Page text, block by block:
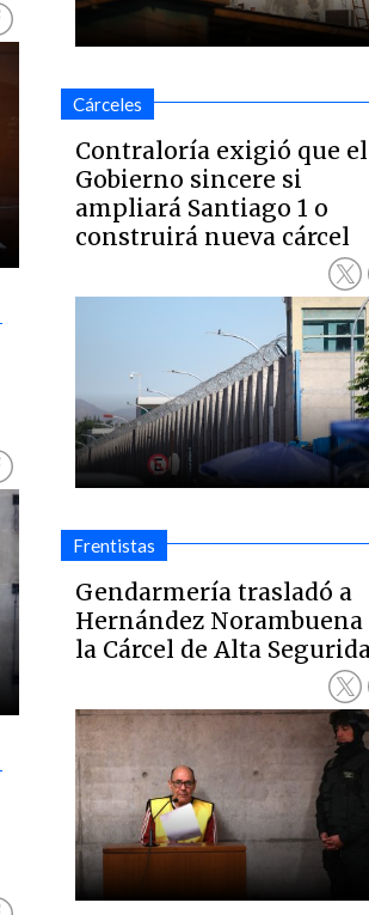
Cárceles
Contraloría exigió que el
Gobierno sincere si
ampliará Santiago 1 o
construirá nueva cárcel
Frentistas
Gendarmería trasladó a
Hernández Norambuena
la Cárcel de Alta